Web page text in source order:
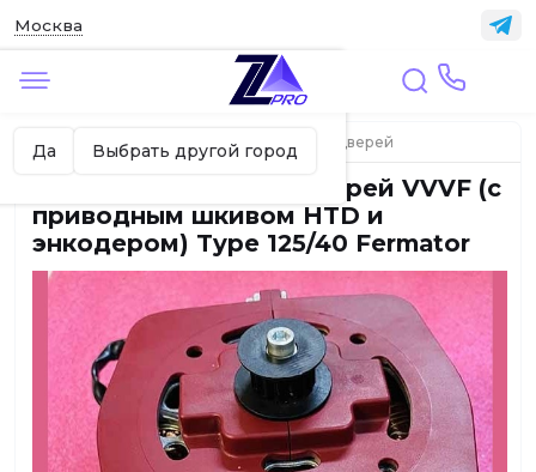
Москва
Москва ваш город?
Да Выбрать другой город
Главная ЛИФТЫ Элементы привода дверей
Двигатель привода дверей VVVF (с
приводным шкивом HTD и
энкодером) Type 125/40 Fermator